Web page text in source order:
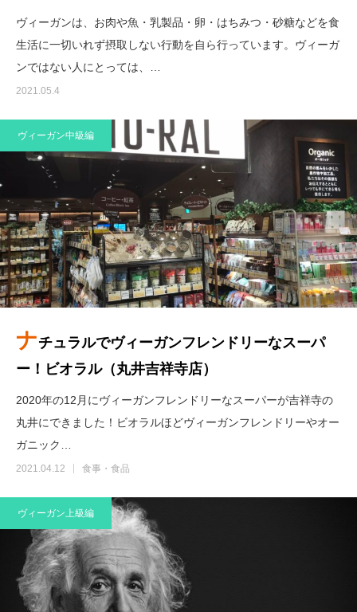
ヴィーガンは、お肉や魚・乳製品・卵・はちみつ・砂糖などを食
生活に一切いれず摂取しない行動を自ら行っています。ヴィーガ
ンではない人にとっては、…
2021.05.4
ヴィーガン中級編
ナチュラルでヴィーガンフレンドリーなスーパ
ー！ビオラル（丸井吉祥寺店）
2020年の12月にヴィーガンフレンドリーなスーパーが吉祥寺の
丸井にできました！ビオラルほどヴィーガンフレンドリーやオー
ガニック…
2021.04.12 食事・食品
ヴィーガン上級編